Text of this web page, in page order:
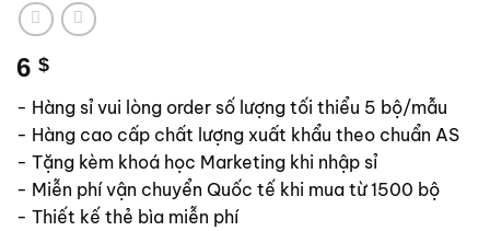
6 $
- Hàng sỉ vui lòng order số lượng tối thiểu 5 bộ/mẫu
- Hàng cao cấp chất lượng xuất khẩu theo chuẩn AS
- Tặng kèm khoá học Marketing khi nhập sỉ
- Miễn phí vận chuyển Quốc tế khi mua từ 1500 bộ
- Thiết kế thẻ bìa miễn phí